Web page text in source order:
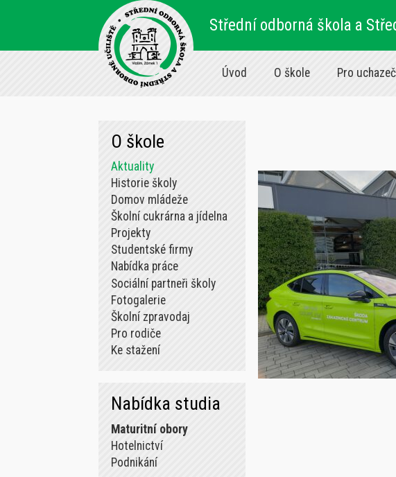
Střední odborná škola a
Úvod O škole Pro
O škole
Aktuality
Historie školy
Domov mládeže
Školní cukrárna a jídelna
Projekty
Studentské firmy
Nabídka práce
Sociální partneři školy
Fotogalerie
Školní zpravodaj
Pro rodiče
Ke stažení
Nabídka studia
Maturitní obory
Hotelnictví
Podnikání